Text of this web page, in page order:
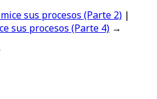
sus procesos (Parte 2) |
sus procesos (Parte 4) →